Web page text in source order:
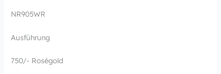
NR905WR
Ausführung
750/- Roségold